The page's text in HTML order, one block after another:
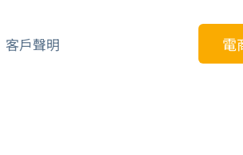
客戶聲明 電